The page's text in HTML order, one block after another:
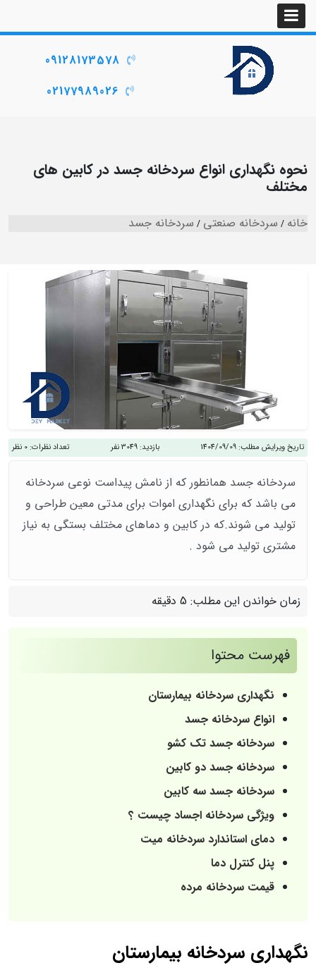
09128173578
02177989026
نحوه نگهداری انواع سردخانه جسد در کابین های
مختلف
خانه سردخانه صنعتی سردخانه جسد
تاریخ ویرایش مطلب: 1404/09/09 بازدید: 3049 نفر تعداد نظرات: 0 نظر
سردخانه جسد همانطور که از نامش پیداست نوعی سردخانه
می باشد که برای نگهداری اموات برای مدتی معین طراحی و
تولید می شوند.که در کابین و دماهای مختلف بستگی به نیاز
مشتری تولید می شود .
زمان خواندن این مطلب: 5 دقیقه
فهرست محتوا
نگهداری سردخانه بیمارستان
انواع سردخانه جسد
سردخانه جسد تک کشو
سردخانه جسد دو کابین
سردخانه جسد سه کابین
ویژگی سردخانه اجساد چیست ؟
دمای استاندارد سردخانه میت
پنل کنترل دما
قیمت سردخانه مرده
نگهداری سردخانه بیمارستان